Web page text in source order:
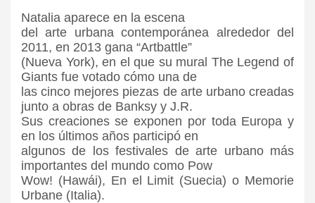
Natalia aparece en la escena
del arte urbana contemporánea alrededor del
2011, en 2013 gana “Artbattle”
(Nueva York), en el que su mural The Legend of
Giants fue votado cómo una de
las cinco mejores piezas de arte urbano creadas
junto a obras de Banksy y J.R.
Sus creaciones se exponen por toda Europa y
en los últimos años participó en
algunos de los festivales de arte urbano más
importantes del mundo como Pow
Wow! (Hawái), En el Limit (Suecia) o Memorie
Urbane (Italia).